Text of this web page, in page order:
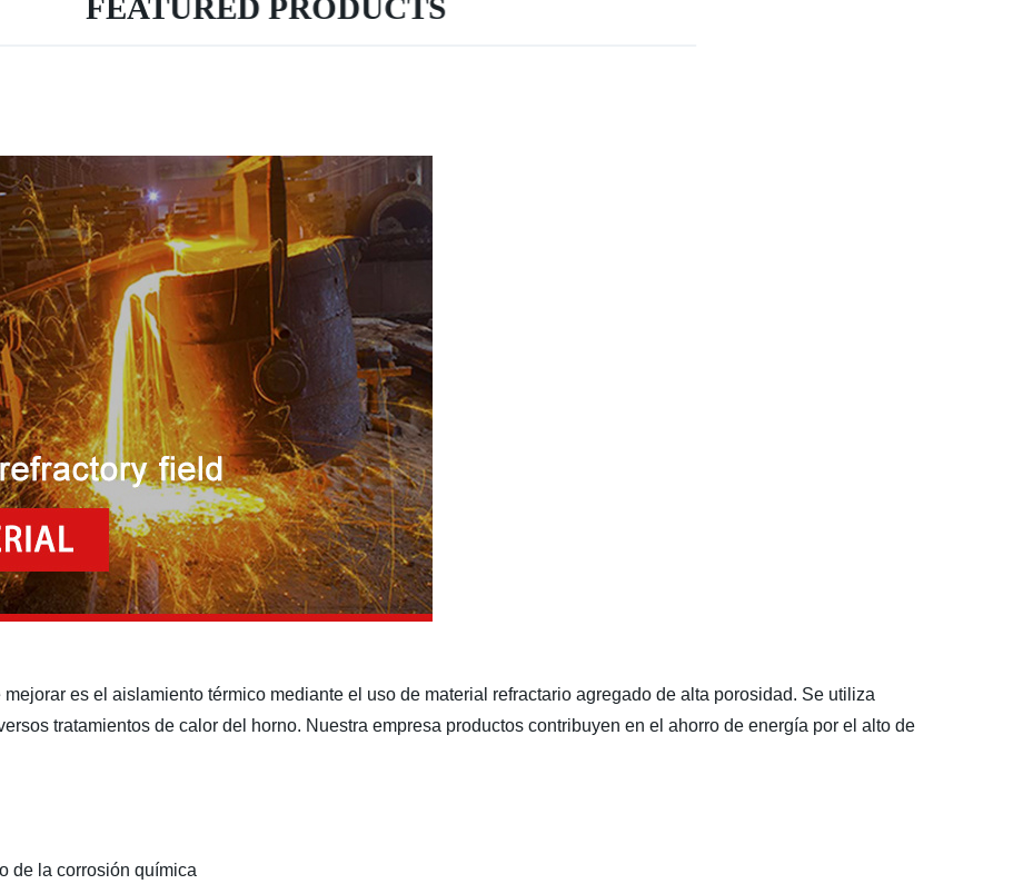
FEATURED PRODUCTS
es el aislamiento térmico mediante el uso de material refractario agregado de alta porosidad. Se utiliza
tratamientos de calor del horno. Nuestra empresa productos contribuyen en el ahorro de energía por el alto de
de la corrosión química